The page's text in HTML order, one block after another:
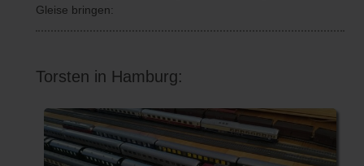
Gleise bringen:
Torsten in Hamburg: